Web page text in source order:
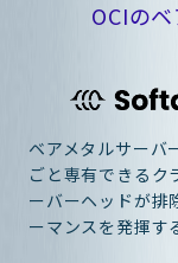
OCIの
ベアメタルサーバ
ごと専有できるク
ーバーヘッドが排
ーマンスを発揮す